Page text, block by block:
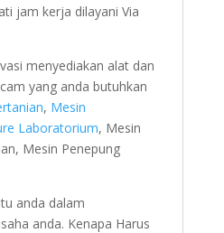
jam kerja dilayani Via
menyediakan alat dan
yang anda butuhkan
, Mesin
Laboratorium, Mesin
Mesin Penepung
anda dalam
anda. Kenapa Harus